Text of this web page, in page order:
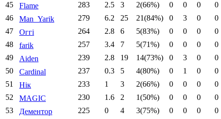
45
Flame 283 2.5 3 2(66%) 0 0 0
0
46
Man_Yarik 279 6.2 25 21(84%) 0 3 0
0
47
Оггі 264 2.8 6 5(83%) 0 0 0
0
48
farik 257 3.4 7 5(71%) 0 0 0
0
49
Aiden 239 2.8 19 14(73%) 0 3 0
0
50
Cardinal 237 0.3 5 4(80%) 0 1 0
0
51
Нік 233 1 3 2(66%) 0 0 0
0
52
MAGIC 230 1.6 2 1(50%) 0 0 0
0
53
Дементор 225 0 4 3(75%) 0 0 0
0